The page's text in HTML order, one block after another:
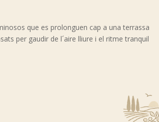
que es prolonguen cap a una terrassa
per gaudir de l´aire lliure i el ritme tranquil